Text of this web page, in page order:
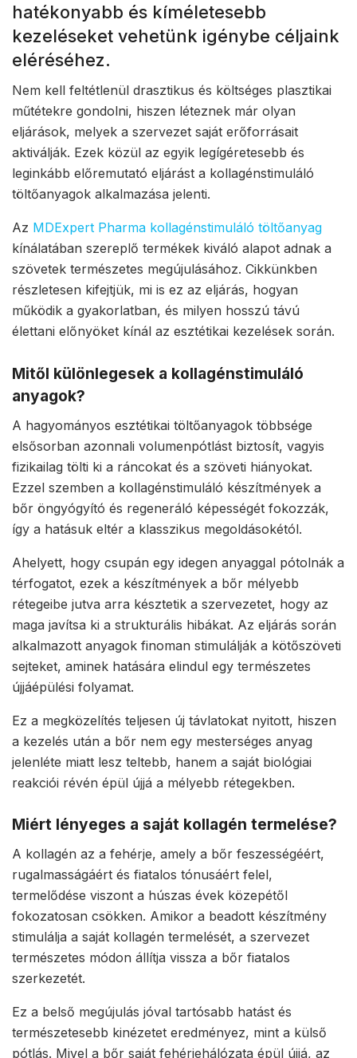
hatékonyabb és kíméletesebb
kezeléseket vehetünk igénybe céljaink
eléréséhez.
Nem kell feltétlenül drasztikus és költséges plasztikai
műtétekre gondolni, hiszen léteznek már olyan
eljárások, melyek a szervezet saját erőforrásait
aktiválják. Ezek közül az egyik legígéretesebb és
leginkább előremutató eljárást a kollagénstimuláló
töltőanyagok alkalmazása jelenti.
Az MDExpert Pharma kollagénstimuláló töltőanyag
kínálatában szereplő termékek kiváló alapot adnak a
szövetek természetes megújulásához. Cikkünkben
részletesen kifejtjük, mi is ez az eljárás, hogyan
működik a gyakorlatban, és milyen hosszú távú
élettani előnyöket kínál az esztétikai kezelések során.
Mitől különlegesek a kollagénstimuláló
anyagok?
A hagyományos esztétikai töltőanyagok többsége
elsősorban azonnali volumenpótlást biztosít, vagyis
fizikailag tölti ki a ráncokat és a szöveti hiányokat.
Ezzel szemben a kollagénstimuláló készítmények a
bőr öngyógyító és regeneráló képességét fokozzák,
így a hatásuk eltér a klasszikus megoldásokétól.
Ahelyett, hogy csupán egy idegen anyaggal pótolnák a
térfogatot, ezek a készítmények a bőr mélyebb
rétegeibe jutva arra késztetik a szervezetet, hogy az
maga javítsa ki a strukturális hibákat. Az eljárás során
alkalmazott anyagok finoman stimulálják a kötőszöveti
sejteket, aminek hatására elindul egy természetes
újjáépülési folyamat.
Ez a megközelítés teljesen új távlatokat nyitott, hiszen
a kezelés után a bőr nem egy mesterséges anyag
jelenléte miatt lesz teltebb, hanem a saját biológiai
reakciói révén épül újjá a mélyebb rétegekben.
Miért lényeges a saját kollagén termelése?
A kollagén az a fehérje, amely a bőr feszességéért,
rugalmasságáért és fiatalos tónusáért felel,
termelődése viszont a húszas évek közepétől
fokozatosan csökken. Amikor a beadott készítmény
stimulálja a saját kollagén termelését, a szervezet
természetes módon állítja vissza a bőr fiatalos
szerkezetét.
Ez a belső megújulás jóval tartósabb hatást és
természetesebb kinézetet eredményez, mint a külső
pótlás. Mivel a bőr saját fehérjehálózata épül újjá, az